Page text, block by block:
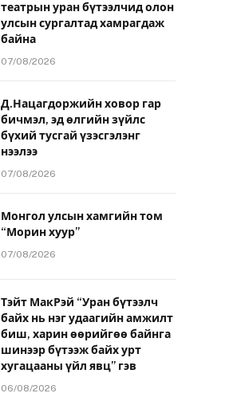
театрын уран бүтээлчид олон
улсын сургалтад хамрагдаж
байна
07/08/2026
Д.Нацагдоржийн ховор гар
бичмэл, эд өлгийн зүйлс
бүхий тусгай үзэсгэлэнг
нээлээ
07/08/2026
Монгол улсын хамгийн том
“Морин хуур”
07/08/2026
Тэйт МакРэй “Уран бүтээлч
байх нь нэг удаагийн амжилт
биш, харин өөрийгөө байнга
шинээр бүтээж байх урт
хугацааны үйл явц” гэв
06/08/2026